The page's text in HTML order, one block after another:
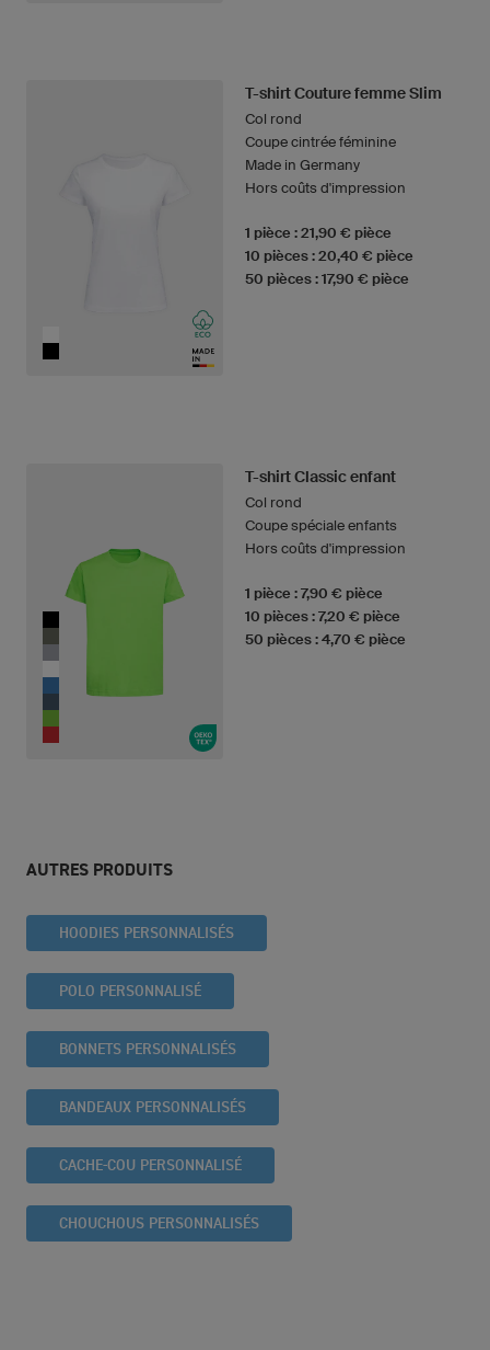
T-shirt Couture femme Slim
Col rond
Coupe cintrée féminine
Made in Germany
Hors coûts d'impression
1 pièce : 21,90 € pièce
10 pièces : 20,40 € pièce
50 pièces : 17,90 € pièce
T-shirt Classic enfant
Col rond
Coupe spéciale enfants
Hors coûts d'impression
1 pièce : 7,90 € pièce
10 pièces : 7,20 € pièce
50 pièces : 4,70 € pièce
AUTRES PRODUITS
HOODIES PERSONNALISÉS
POLO PERSONNALISÉ
BONNETS PERSONNALISÉS
BANDEAUX PERSONNALISÉS
CACHE-COU PERSONNALISÉ
CHOUCHOUS PERSONNALISÉS